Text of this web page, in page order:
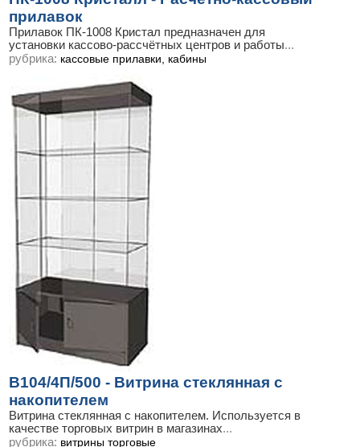
прилавок
Прилавок ПК-1008 Кристал предназначен для
установки кассово-рассчётных центров и работы...
рубрика: кассовые прилавки, кабины
В104/4П/500 - Витрина стеклянная с
накопителем
Витрина стеклянная с накопителем. Используется в
качестве торговых витрин в магазинах...
рубрика: витрины торговые